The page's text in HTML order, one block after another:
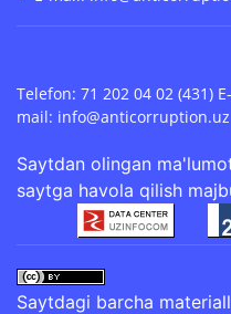
Telefon: 71 202 04 02 (431) E-
mail: info@anticorruption.uz
Saytdan olingan
saytga havola qilish
Saytdagi barcha